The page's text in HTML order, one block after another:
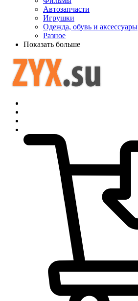
Автозапчасти
Игрушки
Одежда, обувь и аксессуары
Разное
Показать больше